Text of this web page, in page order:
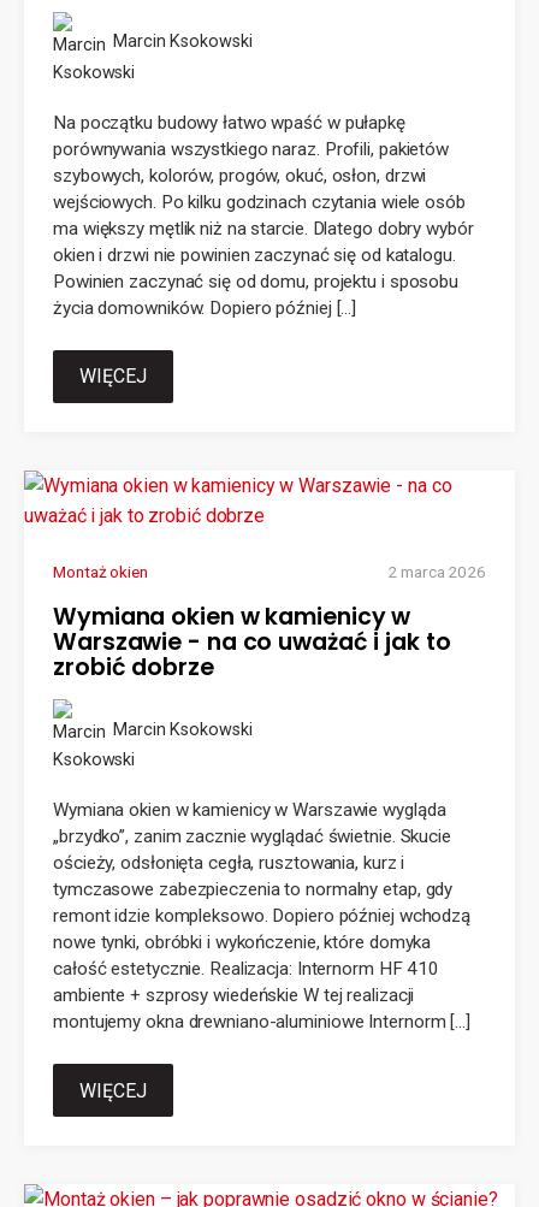
Marcin Ksokowski
Na początku budowy łatwo wpaść w pułapkę
porównywania wszystkiego naraz. Profili, pakietów
szybowych, kolorów, progów, okuć, osłon, drzwi
wejściowych. Po kilku godzinach czytania wiele osób
ma większy mętlik niż na starcie. Dlatego dobry wybór
okien i drzwi nie powinien zaczynać się od katalogu.
Powinien zaczynać się od domu, projektu i sposobu
życia domowników. Dopiero później […]
WIĘCEJ
Montaż okien 2 marca 2026
Wymiana okien w kamienicy w
Warszawie - na co uważać i jak to
zrobić dobrze
Marcin Ksokowski
Wymiana okien w kamienicy w Warszawie wygląda
„brzydko”, zanim zacznie wyglądać świetnie. Skucie
ościeży, odsłonięta cegła, rusztowania, kurz i
tymczasowe zabezpieczenia to normalny etap, gdy
remont idzie kompleksowo. Dopiero później wchodzą
nowe tynki, obróbki i wykończenie, które domyka
całość estetycznie. Realizacja: Internorm HF 410
ambiente + szprosy wiedeńskie W tej realizacji
montujemy okna drewniano-aluminiowe Internorm […]
WIĘCEJ